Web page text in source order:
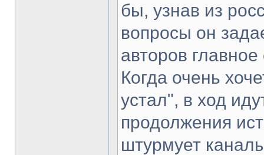
бы, узнав из
вопросы он
авторов
Когда очень
устал", в ход
продолжения
штурмует